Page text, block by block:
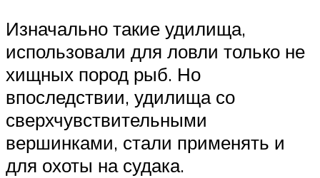
Изначально такие удилища,
использовали для ловли только не
хищных пород рыб. Но
впоследствии, удилища со
сверхчувствительными
вершинками, стали применять и
для охоты на судака.